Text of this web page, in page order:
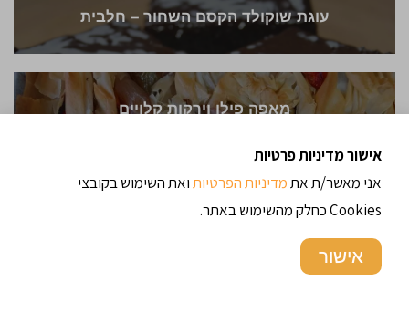
עוגת שוקולד הקסם השחור – חלבית
מאפה פילו וירקות קלויים
אישור מדיניות פרטיות
אני מאשר/ת אתמדיניות הפרטיותואת השימוש בקובצי
Cookies כחלק מהשימוש באתר.
אישור